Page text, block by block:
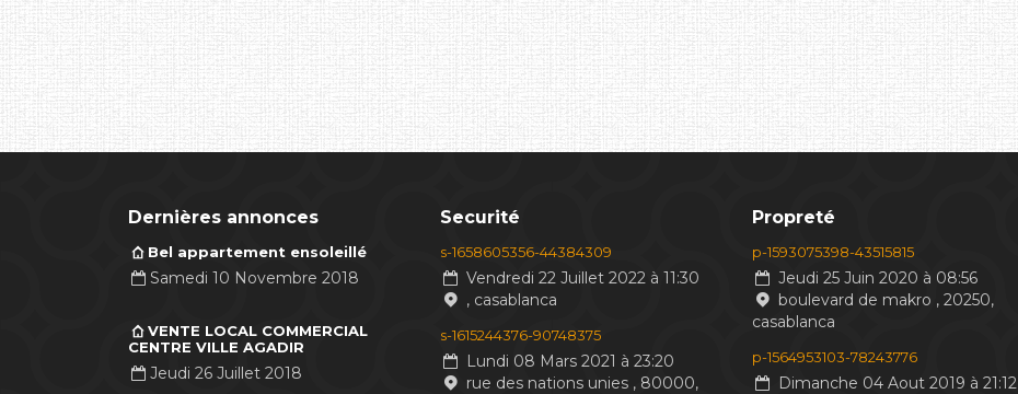
Dernières annonces
Bel appartement ensoleillé
Samedi 10 Novembre 2018
VENTE LOCAL COMMERCIAL
CENTRE VILLE AGADIR
Jeudi 26 Juillet 2018
Securité
s-1658605356-44384309
Vendredi 22 Juillet 2022 à 11:30
, casablanca
s-1615244376-90748375
Lundi 08 Mars 2021 à 23:20
rue des nations unies , 80000,
Propreté
p-1593075398-43515815
Jeudi 25 Juin 2020 à 08:56
boulevard de makro , 20250,
casablanca
p-1564953103-78243776
Dimanche 04 Aout 2019 à 21:12